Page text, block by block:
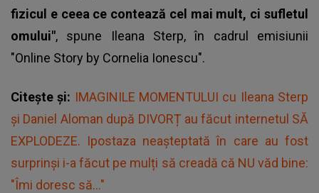
fizicul e ceea ce contează cel mai mult, ci sufletul
omului", spune Ileana Sterp, în cadrul emisiunii
"Online Story by Cornelia Ionescu".
Citește și: IMAGINILE MOMENTULUI cu Ileana Sterp
și Daniel Aloman după DIVORȚ au făcut internetul SĂ
EXPLODEZE. Ipostaza neașteptată în care au fost
surprinși i-a făcut pe mulți să creadă că NU văd bine:
"Îmi doresc să..."